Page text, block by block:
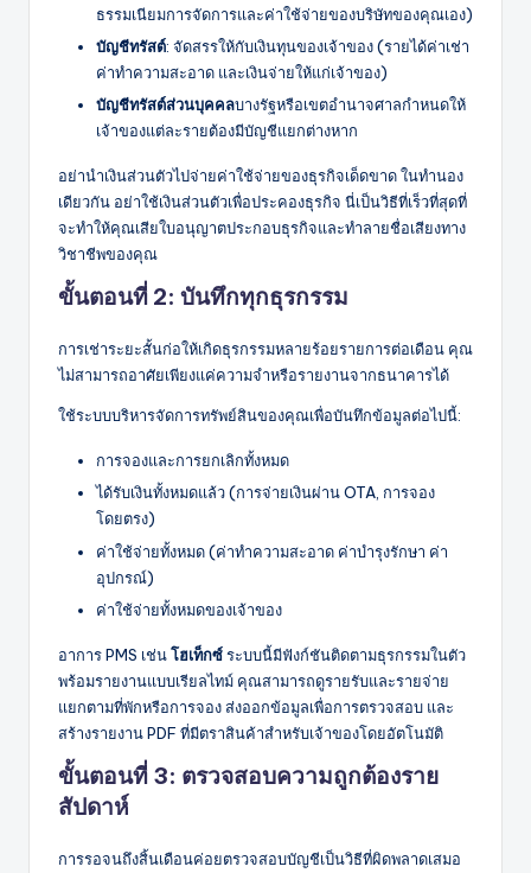
ธรรมเนียมการจัดการและค่าใช้จ่ายของบริษัทของคุณเอง)
บัญชีทรัสต์: จัดสรรให้กับเงินทุนของเจ้าของ (รายได้ค่าเช่า
ค่าทำความสะอาด และเงินจ่ายให้แก่เจ้าของ)
บัญชีทรัสต์ส่วนบุคคลบางรัฐหรือเขตอำนาจศาลกำหนดให้
เจ้าของแต่ละรายต้องมีบัญชีแยกต่างหาก
อย่านำเงินส่วนตัวไปจ่ายค่าใช้จ่ายของธุรกิจเด็ดขาด ในทำนอง
เดียวกัน อย่าใช้เงินส่วนตัวเพื่อประคองธุรกิจ นี่เป็นวิธีที่เร็วที่สุดที่
จะทำให้คุณเสียใบอนุญาตประกอบธุรกิจและทำลายชื่อเสียงทาง
วิชาชีพของคุณ
ขั้นตอนที่ 2: บันทึกทุกธุรกรรม
การเช่าระยะสั้นก่อให้เกิดธุรกรรมหลายร้อยรายการต่อเดือน คุณ
ไม่สามารถอาศัยเพียงแค่ความจำหรือรายงานจากธนาคารได้
ใช้ระบบบริหารจัดการทรัพย์สินของคุณเพื่อบันทึกข้อมูลต่อไปนี้:
การจองและการยกเลิกทั้งหมด
ได้รับเงินทั้งหมดแล้ว (การจ่ายเงินผ่าน OTA, การจอง
โดยตรง)
ค่าใช้จ่ายทั้งหมด (ค่าทำความสะอาด ค่าบำรุงรักษา ค่า
อุปกรณ์)
ค่าใช้จ่ายทั้งหมดของเจ้าของ
อาการ PMS เช่นโฮเท็กซ์ระบบนี้มีฟังก์ชันติดตามธุรกรรมในตัว
พร้อมรายงานแบบเรียลไทม์ คุณสามารถดูรายรับและรายจ่าย
แยกตามที่พักหรือการจอง ส่งออกข้อมูลเพื่อการตรวจสอบ และ
สร้างรายงาน PDF ที่มีตราสินค้าสำหรับเจ้าของโดยอัตโนมัติ
ขั้นตอนที่ 3: ตรวจสอบความถูกต้องราย
สัปดาห์
การรอจนถึงสิ้นเดือนค่อยตรวจสอบบัญชีเป็นวิธีที่ผิดพลาดเสมอ